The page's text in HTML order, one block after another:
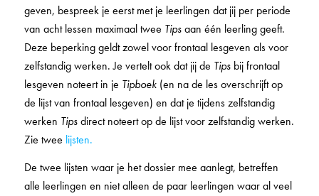
geven, bespreek je eerst met je leerlingen dat jij per periode
van acht lessen maximaal twee Tipsaan één leerling geeft.
Deze beperking geldt zowel voor frontaal lesgeven als voor
zelfstandig werken. Je vertelt ook dat jij de Tipsbij frontaal
lesgeven noteert in je Tipboek(en na de les overschrijft op
de lijst van frontaal lesgeven) en dat je tijdens zelfstandig
werken Tipsdirect noteert op de lijst voor zelfstandig werken.
Zie twee lijsten.
De twee lijsten waar je het dossier mee aanlegt, betreffen
alle leerlingen en niet alleen de paar leerlingen waar al veel